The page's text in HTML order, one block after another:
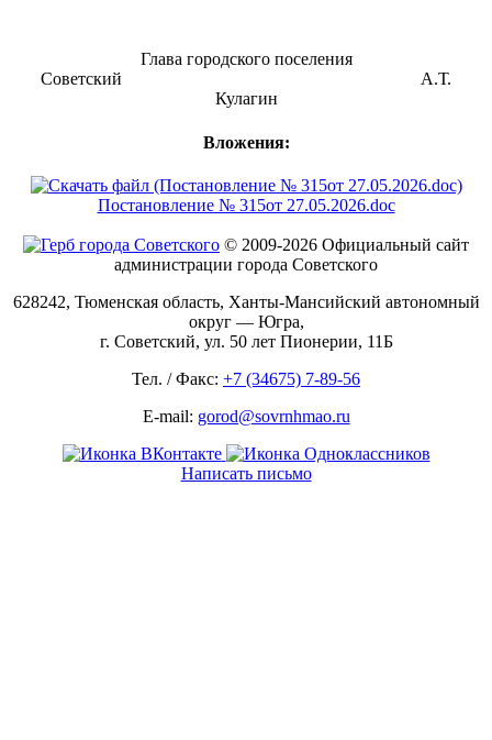
Глава городского поселения
Советский А.Т.
Кулагин
Вложения:
Постановление № 315от 27.05.2026.doc
© 2009-2026 Официальный сайт
администрации города Советского
628242, Тюменская область, Ханты-Мансийский автономный
округ — Югра,
г. Советский, ул. 50 лет Пионерии, 11Б
Тел. / Факс: +7 (34675) 7-89-56
E-mail: gorod@sovrnhmao.ru
Написать письмо